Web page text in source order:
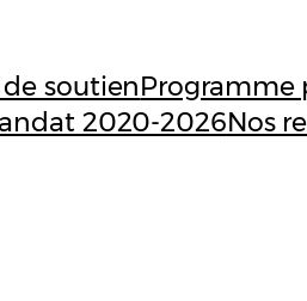
soutienProgramme
2020-2026Nos